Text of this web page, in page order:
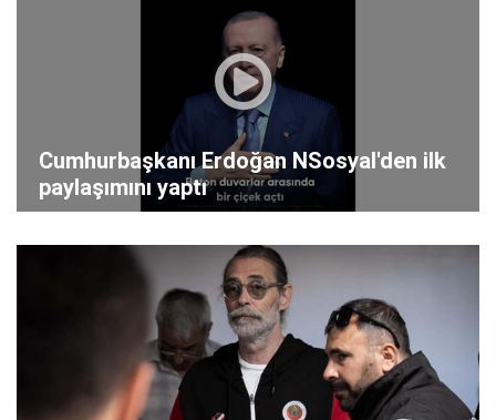
Cumhurbaşkanı Erdoğan NSosyal'den ilk
paylaşımını yaptı